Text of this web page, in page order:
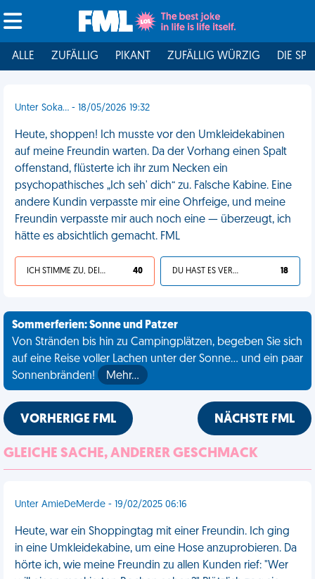
ALLE ZUFÄLLIG PIKANT ZUFÄLLIG WÜRZIG DIE
Unter Soka... - 18/05/2026 19:32
Heute, shoppen! Ich musste vor den Umkleidekabinen
auf meine Freundin warten. Da der Vorhang einen Spalt
offenstand, flüsterte ich ihr zum Necken ein
psychopathisches „Ich seh' dich“ zu. Falsche Kabine. Eine
andere Kundin verpasste mir eine Ohrfeige, und meine
Freundin verpasste mir auch noch eine — überzeugt, ich
hätte es absichtlich gemacht. FML
ICH STIMME ZU, DEIN LEBEN IST SCHEISSE 40 DU HAST ES VERDIENT 18
Sommerferien: Sonne und Patzer
Von Stränden bis hin zu Campingplätzen, begeben Sie sich
auf eine Reise voller Lachen unter der Sonne... und ein paar
Sonnenbränden!
Mehr…
VORHERIGE FML NÄCHSTE FML
GLEICHE SACHE, ANDERER GESCHMACK
Unter AmieDeMerde - 19/02/2025 06:16
Heute, war ein Shoppingtag mit einer Freundin. Ich ging
in eine Umkleidekabine, um eine Hose anzuprobieren. Da
hörte ich, wie meine Freundin zu allen Kunden rief: "Wer